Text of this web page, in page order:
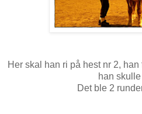
Her skal han ri på hest nr 2,
han
Det ble 2